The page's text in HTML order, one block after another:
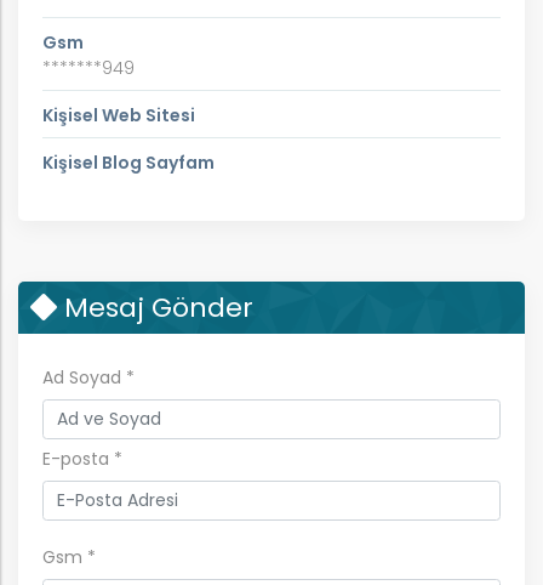
Gsm
*******949
Kişisel Web Sitesi
Kişisel Blog Sayfam
Mesaj Gönder
Ad Soyad *
E-posta *
Gsm *